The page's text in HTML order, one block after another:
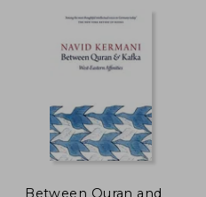
dcto.
Between Quran and